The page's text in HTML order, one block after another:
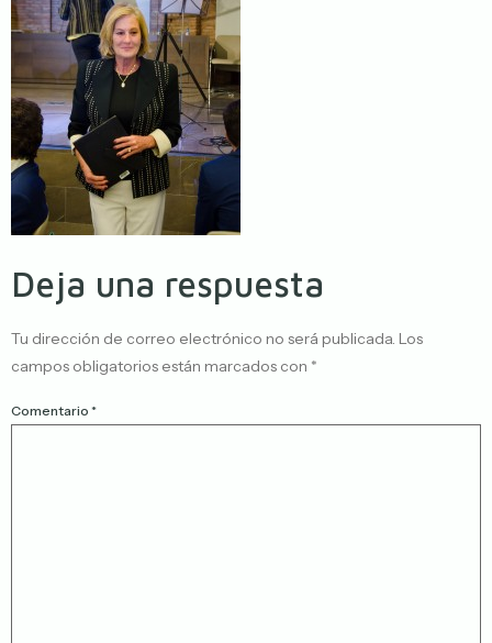
Deja una respuesta
Tu dirección de correo electrónico no será publicada. Los
campos obligatorios están marcados con *
Comentario *